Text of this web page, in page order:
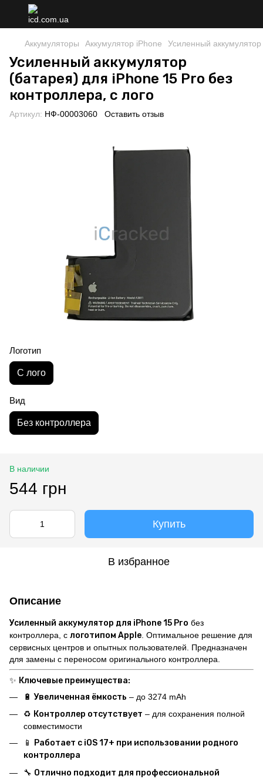
Аккумуляторы Аккумулятор iPhone Усиленный
Усиленный аккумулятор
(батарея) для iPhone 15 Pro без
контроллера, с лого
Артикул: НФ-00003060 Оставить отзыв
Логотип
С лого
Вид
Без контроллера
В наличии
544 грн
Купить
В избранное
Описание
Усиленный аккумулятор для iPhone 15 Pro без
контроллера, с логотипом Apple . Оптимальное решение для
сервисных центров и опытных пользователей. Предназначен
для замены с переносом оригинального контроллера.
✨ Ключевые преимущества:
🔋Увеличенная ёмкость – до 3274 mAh
♻️ Контроллер отсутствует – для сохранения полной
совместимости
📱
Работает с iOS 17+ при использовании родного
контроллера
🔧 Отлично подходит для профессиональной